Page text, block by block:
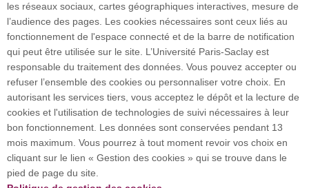
Investissement d’avenir (CGI)
Accueil des publics internationaux
L’Université Paris-Saclay coordonne l'Alliance
européenne EUGLOH et est membre des réseaux
européens et internationaux CESAER, EUA, EUF,
les réseaux sociaux, cartes géographiques interactives, mesure de
l’audience des pages. Les cookies nécessaires sont ceux liés au
fonctionnement de l'espace connecté et de la barre de notification
qui peut être utilisée sur le site. L’Université Paris-Saclay est
responsable du traitement des données. Vous pouvez accepter ou
refuser l’ensemble des cookies ou personnaliser votre choix. En
autorisant les services tiers, vous acceptez le dépôt et la lecture de
cookies et l'utilisation de technologies de suivi nécessaires à leur
bon fonctionnement. Les données sont conservées pendant 13
mois maximum. Vous pourrez à tout moment revoir vos choix en
cliquant sur le lien « Gestion des cookies » qui se trouve dans le
pied de page du site.